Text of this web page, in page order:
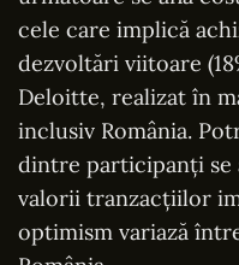
cele care implică
dezvoltări viitoare
Deloitte, realizat în
inclusiv România.
dintre participanţi se
valorii tranzacţiilor
optimism variază